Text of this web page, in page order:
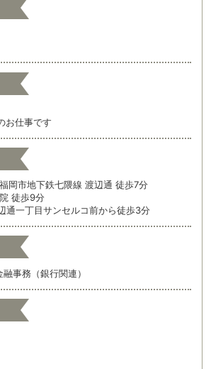
お仕事です
岡市地下鉄七隈線 渡辺通 徒歩7分
徒歩9分
一丁目サンセルコ前から徒歩3分
事務（銀行関連）